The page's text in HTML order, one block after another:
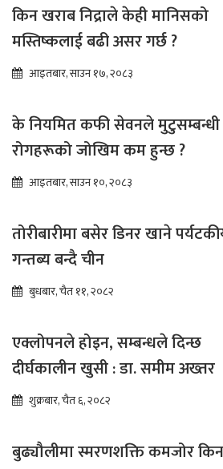
किन खराब निद्राले केही मानिसको
मस्तिष्कलाई बढी असर गर्छ ?
आइतबार, साउन १७, २०८३
के नियमित कफी सेवनले मुटुसम्बन्धी
रोगहरूको जोखिम कम हुन्छ ?
आइतबार, साउन १०, २०८३
तोरीबारीमा बसेर डिनर खाने
गन्तब्य बन्दै चीन
बुधबार, चैत ११, २०८२
एक्लोपनले होइन, सम्बन्धले दिन्छ
दीर्घकालीन खुसी : डा. समीम अख्तर
शुक्रबार, चैत ६, २०८२
बुढ्यौलीमा स्मरणशक्ति कमजोर किन